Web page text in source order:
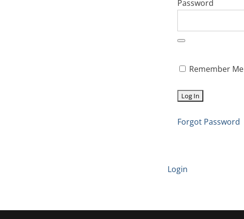
Password
Remember Me
Forgot Password
Login